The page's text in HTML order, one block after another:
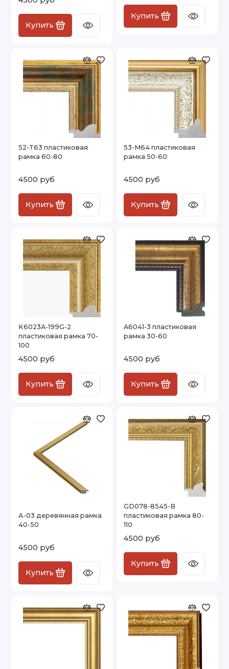
Купить
Купить
52-T63 пластиковая
рамка 60-80
4500 руб
Купить
53-M64 пластиковая
рамка 50-60
4500 руб
Купить
K6023A-199G-2
пластиковая рамка 70-
100
4500 руб
Купить
A6041-3 пластиковая
рамка 30-60
4500 руб
Купить
А-03 деревянная рамка
40-50
4500 руб
Купить
GD078-8545-B
пластиковая рамка 80-
110
4500 руб
Купить